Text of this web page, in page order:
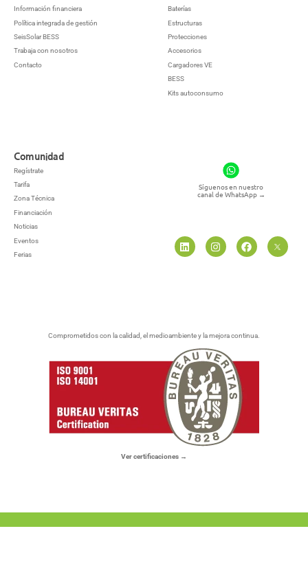
Información financiera
Política integrada de gestión
SeisSolar BESS
Trabaja con nosotros
Contacto
Baterías
Estructuras
Protecciones
Accesorios
Cargadores VE
BESS
Kits autoconsumo
Comunidad
Regístrate
Tarifa
Zona Técnica
Financiación
Noticias
Eventos
Ferias
Síguenos en nuestro
canal de WhatsApp →
Comprometidos con la calidad, el medioambiente y la mejora continua.
Ver certificaciones →